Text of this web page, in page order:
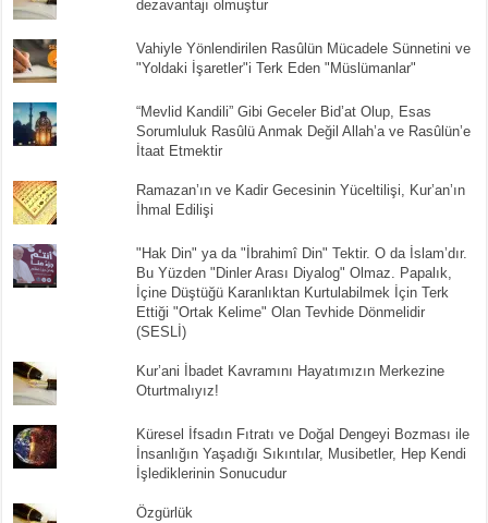
dezavantajı olmuştur
Vahiyle Yönlendirilen Rasûlün Mücadele Sünnetini ve
"Yoldaki İşaretler"i Terk Eden "Müslümanlar"
“Mevlid Kandili” Gibi Geceler Bid’at Olup, Esas
Sorumluluk Rasûlü Anmak Değil Allah’a ve Rasûlün’e
İtaat Etmektir
Ramazan’ın ve Kadir Gecesinin Yüceltilişi, Kur’an’ın
İhmal Edilişi
"Hak Din" ya da "İbrahimî Din" Tektir. O da İslam’dır.
Bu Yüzden "Dinler Arası Diyalog" Olmaz. Papalık,
İçine Düştüğü Karanlıktan Kurtulabilmek İçin Terk
Ettiği "Ortak Kelime" Olan Tevhide Dönmelidir
(SESLİ)
Kur’ani İbadet Kavramını Hayatımızın Merkezine
Oturtmalıyız!
Küresel İfsadın Fıtratı ve Doğal Dengeyi Bozması ile
İnsanlığın Yaşadığı Sıkıntılar, Musibetler, Hep Kendi
İşlediklerinin Sonucudur
Özgürlük